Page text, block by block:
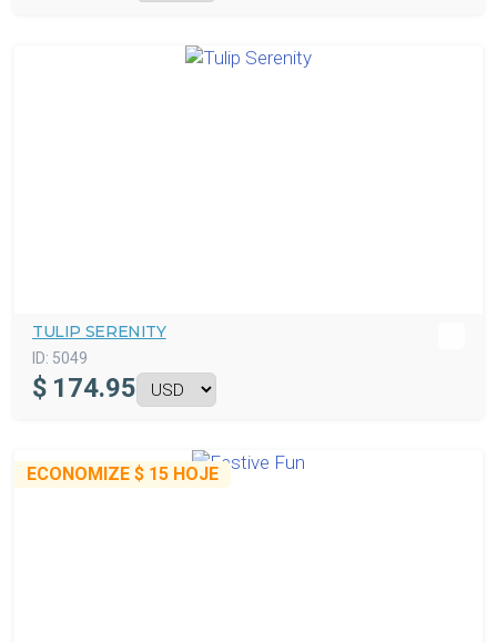
TULIP SERENITY
ID: 5049
$ 174.95
ECONOMIZE $ 15 HOJE